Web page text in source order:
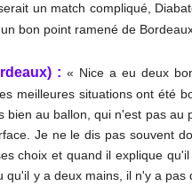
un match compliqué,
bon point ramené de
: « Nice a eu deux
meilleures situations ont été
bien au ballon, qui n'est pas
Je ne le dis pas souvent
choix et quand il explique
qu'il y a deux mains, il n'y a